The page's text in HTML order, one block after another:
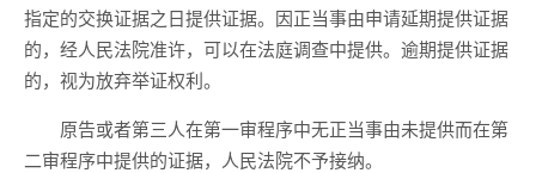
指定的交换证据之日提供证据。因正当事由申请延期提供证据
的，经人民法院准许，可以在法庭调查中提供。逾期提供证据
的，视为放弃举证权利。
原告或者第三人在第一审程序中无正当事由未提供而在第
二审程序中提供的证据，人民法院不予接纳。